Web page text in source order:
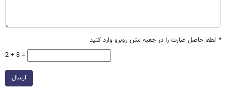
* لطفا حاصل عبارت را در جعبه متن روبرو وارد کنید
2 + 8 =
ارسال